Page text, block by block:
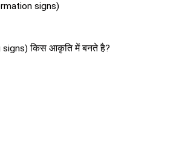
signs)
signs) किस आकृति में बनते है?